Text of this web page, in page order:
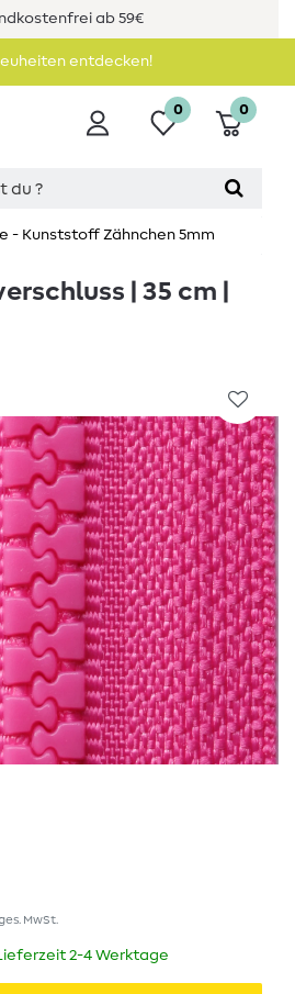
ab 59€
entdecken!
0 0
- Kunststoff Zähnchen 5mm
| 35 cm |
MwSt.
2-4 Werktage